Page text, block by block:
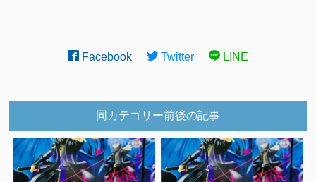
Facebook Twitter LINE
同カテゴリー前後の記事